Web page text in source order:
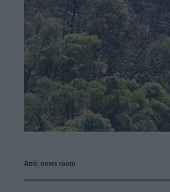
Από: news room